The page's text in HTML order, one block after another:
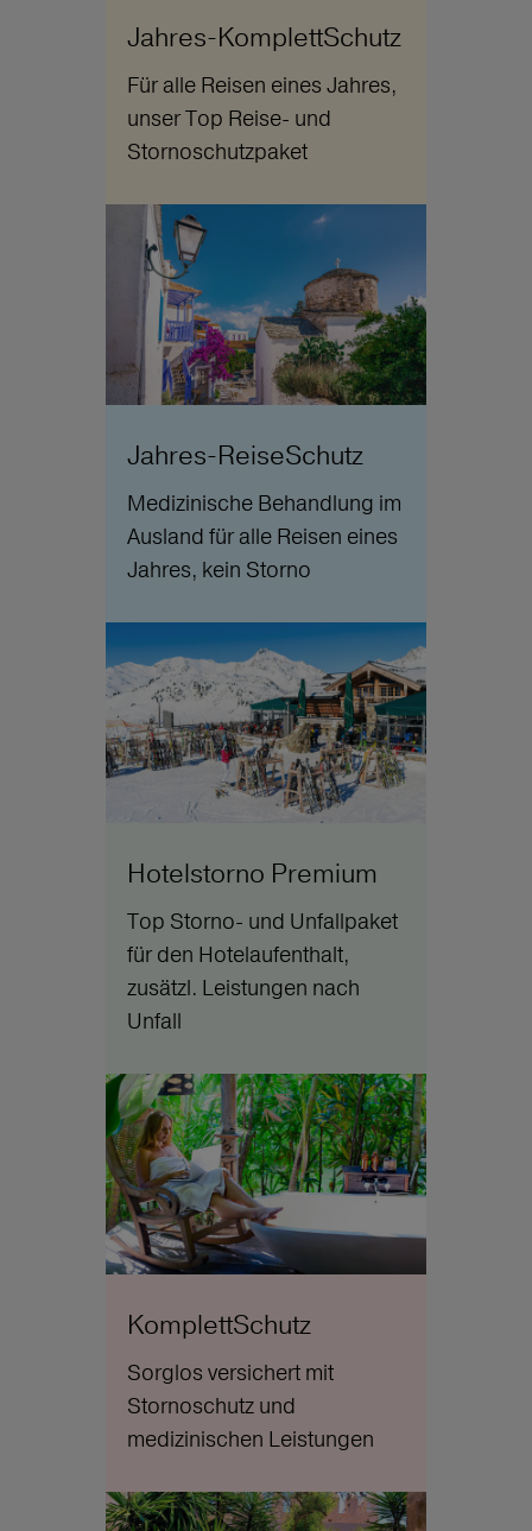
Jahres-KomplettSchutz
Für alle Reisen eines Jahres,
unser Top Reise- und
Stornoschutzpaket
Jahres-ReiseSchutz
Medizinische Behandlung im
Ausland für alle Reisen eines
Jahres, kein Storno
Hotelstorno Premium
Top Storno- und Unfallpaket
für den Hotelaufenthalt,
zusätzl. Leistungen nach
Unfall
KomplettSchutz
Sorglos versichert mit
Stornoschutz und
medizinischen Leistungen